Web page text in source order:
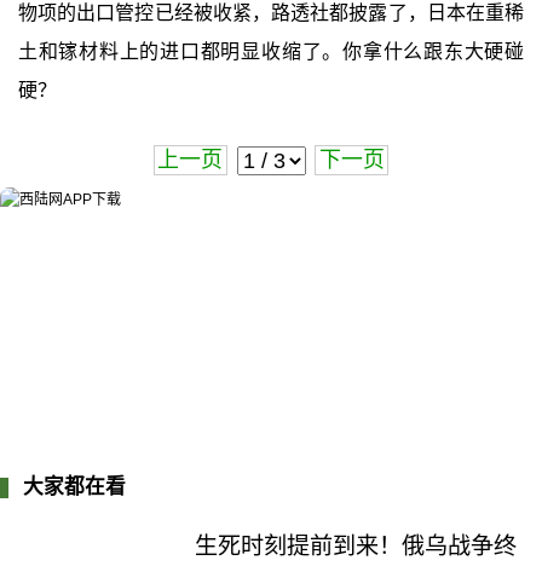
物项的出口管控已经被收紧，路透社都披露了，日本在重稀
土和镓材料上的进口都明显收缩了。你拿什么跟东大硬碰
硬？
上一页 下一页
大家都在看
生死时刻提前到来！俄乌战争终